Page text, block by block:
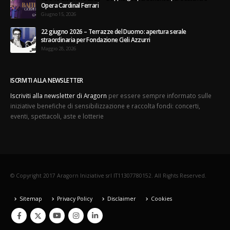
Opera Cardinal Ferrari
Giugno 15, 2026
22 giugno 2026 – Terrazze del Duomo: apertura serale
straordinaria per Fondazione Cieli Azzurri
Maggio 28, 2026
ISCRIVITI ALLA NEWSLETTER
Iscriviti alla newsletter di Aragorn per essere sempre informato sulle
iniziative benefiche di sensibilizzazione e raccolta fondi: concerti,
eventi, spettacoli, aste e lotterie
© Copyright 2017 Aragorn Iniziative srl IT11307780152. All Rights Reserved.
Sitemap Privacy Policy Disclaimer Cookies